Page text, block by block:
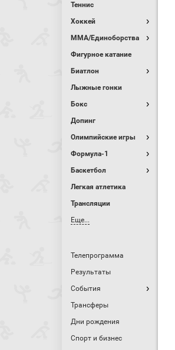
Теннис
Хоккей
MMA/Единоборства
Фигурное катание
Биатлон
Лыжные гонки
Бокс
Допинг
Олимпийские игры
Формула-1
Баскетбол
Легкая атлетика
Трансляции
Еще...
Телепрограмма
Результаты
События
Трансферы
Дни рождения
Спорт и бизнес